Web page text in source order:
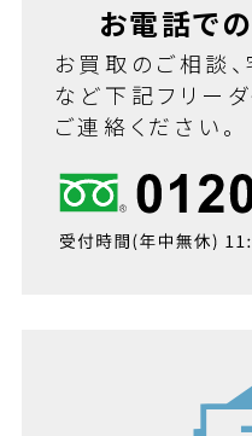
お電話で
お買取のご相談
など下記フリー
ご連絡ください。